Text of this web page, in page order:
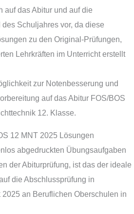
auf das Abitur und auf die
Schuljahres vor, da diese
zu den Original-Prüfungen,
Lehrkräften im Unterricht erstellt
zur Notenbesserung und
auf das Abitur FOS/BOS
12. Klasse.
12 MNT 2025 Lösungen
abgedruckten Übungsaufgaben
der Abiturprüfung, ist das der ideale
die Abschlussprüfung in
an Beruflichen Oberschulen in